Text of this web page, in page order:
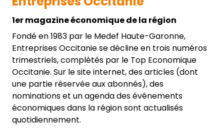
1er magazine économique de la région
Fondé en 1983 par le Medef Haute-Garonne,
Entreprises Occitanie se décline en trois numéros
trimestriels, complétés par le Top Economique
Occitanie. Sur le site internet, des articles (dont
une partie réservée aux abonnés), des
nominations et un agenda des événements
économiques dans la région sont actualisés
quotidiennement.